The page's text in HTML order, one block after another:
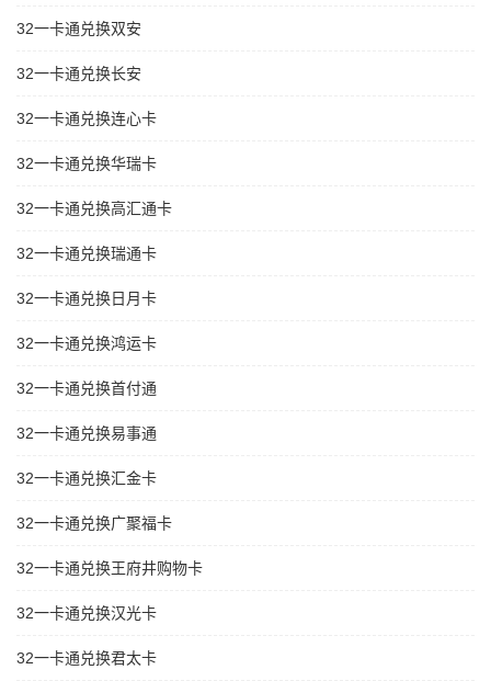
32一卡通兑换双安
32一卡通兑换长安
32一卡通兑换连心卡
32一卡通兑换华瑞卡
32一卡通兑换高汇通卡
32一卡通兑换瑞通卡
32一卡通兑换日月卡
32一卡通兑换鸿运卡
32一卡通兑换首付通
32一卡通兑换易事通
32一卡通兑换汇金卡
32一卡通兑换广聚福卡
32一卡通兑换王府井购物卡
32一卡通兑换汉光卡
32一卡通兑换君太卡